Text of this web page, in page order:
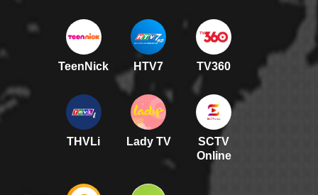
TeenNick HTV7 TV360
THVLi Lady TV
SCTV
Online